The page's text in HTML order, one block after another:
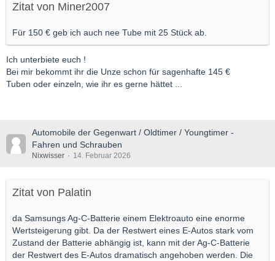
Zitat von Miner2007
Für 150 € geb ich auch nee Tube mit 25 Stück ab.
Ich unterbiete euch !
Bei mir bekommt ihr die Unze schon für sagenhafte 145 €
Tuben oder einzeln, wie ihr es gerne hättet ...
Automobile der Gegenwart / Oldtimer / Youngtimer -
Fahren und Schrauben
Nixwisser 14. Februar 2026
Zitat von Palatin
da Samsungs Ag-C-Batterie einem Elektroauto eine enorme
Wertsteigerung gibt. Da der Restwert eines E-Autos stark vom
Zustand der Batterie abhängig ist, kann mit der Ag-C-Batterie
der Restwert des E-Autos dramatisch angehoben werden. Die